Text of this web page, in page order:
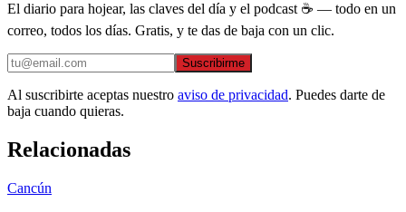
El diario para hojear, las claves del día y el podcast ☕ — todo en un
correo, todos los días. Gratis, y te das de baja con un clic.
Suscribirme
Al suscribirte aceptas nuestro aviso de privacidad. Puedes darte de
baja cuando quieras.
Relacionadas
Cancún